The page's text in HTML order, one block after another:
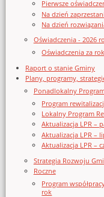
Pierwsze
Na dzień
Na dzień
Oświadczenia - 2026
Oświadczenia za
Raport o stanie Gminy
Plany, programy,
Ponadlokalny
Program
Lokalny Program
Aktualizacja LPR –
Aktualizacja LPR –
Aktualizacja LPR –
Strategia Rozwoju
Roczne
Program
rok